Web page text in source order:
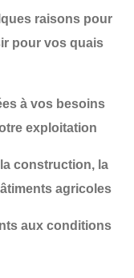
raisons pour
pour vos quais
à vos besoins
exploitation
construction, la
agricoles
aux conditions